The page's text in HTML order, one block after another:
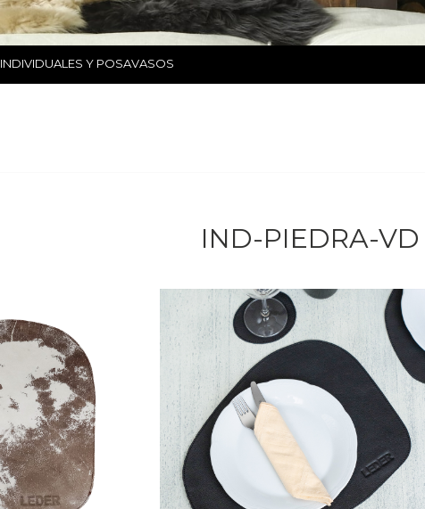
INDIVIDUALES Y POSAVASOS
IND-PIEDRA-VD